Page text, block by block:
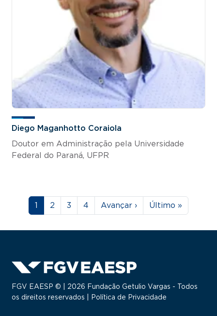
Diego Maganhotto Coraiola
Doutor em Administração pela Universidade
Federal do Paraná, UFPR
Paginação
Página
1 Página
2 Página
3 Página
4 Próxima página
Avançar › Última página
Último »
FGV EAESP © | 2026 Fundação Getulio Vargas - Todos
os direitos reservados |
Política de Privacidade